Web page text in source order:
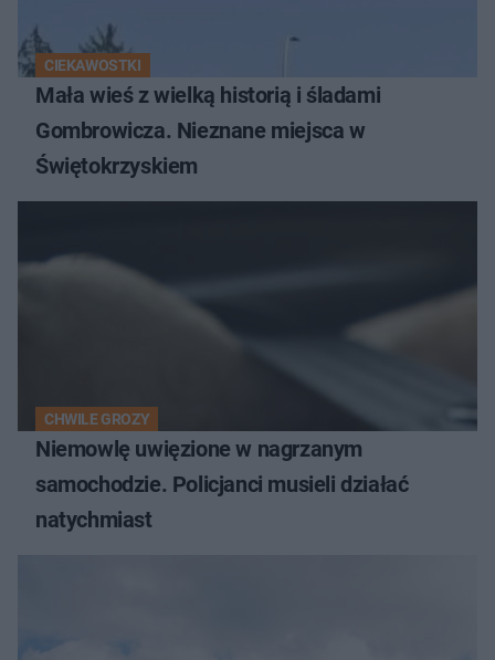
CIEKAWOSTKI
Mała wieś z wielką historią i śladami
Gombrowicza. Nieznane miejsca w
Świętokrzyskiem
CHWILE GROZY
Niemowlę uwięzione w nagrzanym
samochodzie. Policjanci musieli działać
natychmiast